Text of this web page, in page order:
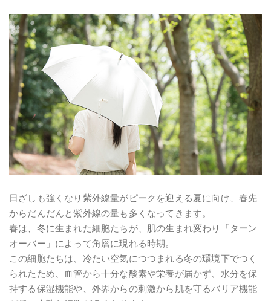
日ざしも強くなり紫外線量がピークを迎える夏に向け、春先
からだんだんと紫外線の量も多くなってきます。
春は、冬に生まれた細胞たちが、肌の生まれ変わり「ターン
オーバー」によって角層に現れる時期。
この細胞たちは、冷たい空気につつまれる冬の環境下でつく
られたため、血管から十分な酸素や栄養が届かず、水分を保
持する保湿機能や、外界からの刺激から肌を守るバリア機能